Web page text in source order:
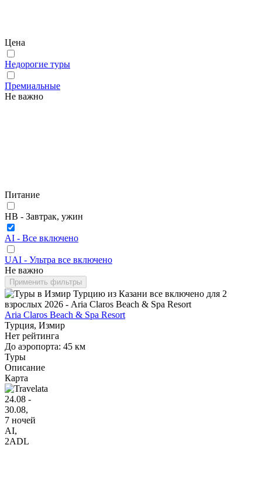
Цена
Недорогие туры
Премиальные
Не важно
Питание
HB - Завтрак, ужин
AI - Все включено
UAI - Ультра все включено
Не важно
Применить фильтры
Aria Claros Beach & Spa Resort
Турция, Измир
Нет рейтинга
До аэропорта: 45 км
Туры
Описание
Карта
24.08 -
30.08,
7 ночей
AI,
2ADL